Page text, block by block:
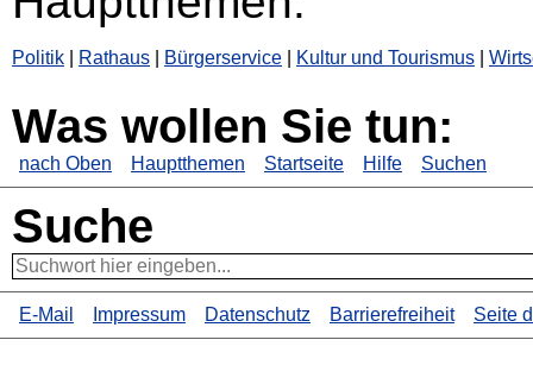
Politik Rathaus Bürgerservice Kultur und Tourismus
Was wollen Sie tun:
nach Oben Hauptthemen Startseite Hilfe Suchen
Suche
E-Mail Impressum Datenschutz Barrierefreiheit Seite